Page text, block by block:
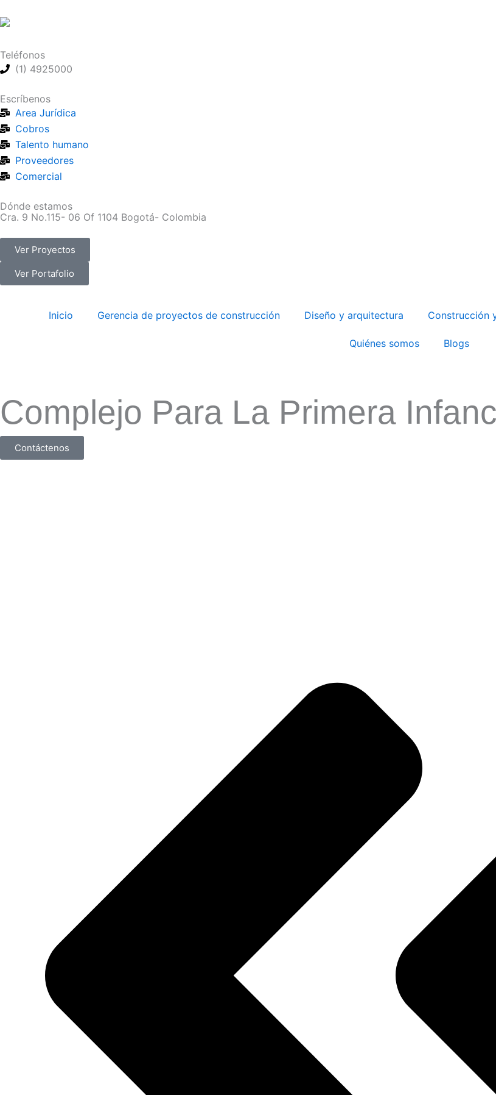
al
Teléfonos
(1) 4925000
Escríbenos
Area Jurídica
Cobros
Talento humano
Proveedores
Comercial
Dónde estamos
Cra. 9 No.115- 06 Of 1104 Bogotá- Colombia
Ver Proyectos
Ver Portafolio
Inicio Gerencia de proyectos de construcción Diseño y arquitectura Construcción
Quiénes somos Blogs
Complejo Para La Primera
Contáctenos